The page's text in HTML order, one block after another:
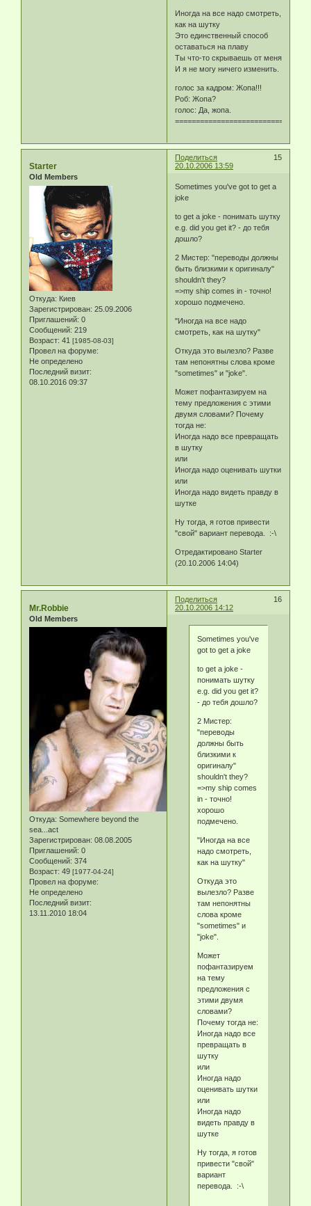
Иногда на все надо смотреть,
как на шутку
Это единственный способ
оставаться на плаву
Ты что-то скрываешь от меня
И я не могу ничего изменить.
голос за кадром: Жопа!!!
Роб: Жопа?
голос: Да, жопа.
============================
Поделиться
15
20.10.2006 13:59
Starter
Old Members
Откуда: Киев
Зарегистрирован: 25.09.2006
Приглашений: 0
Сообщений: 219
Возраст: 41 [1985-08-03]
Провел на форуме:
Не определено
Последний визит:
08.10.2016 09:37
Sometimes you've got to get a
joke
to get a joke - понимать шутку
e.g. did you get it? - до тебя
дошло?
2 Мистер: "переводы должны
быть близкими к оригиналу"
shouldn't they?
=>my ship comes in - точно!
хорошо подмечено.
"Иногда на все надо
смотреть, как на шутку"
Откуда это вылезло? Разве
там непонятны слова кроме
"sometimes" и "joke".
Может пофантазируем на
тему предложения с этими
двумя словами? Почему
тогда не:
Иногда надо все превращать
в шутку
или
Иногда надо оценивать шутки
или
Иногда надо видеть правду в
шутке
Ну тогда, я готов привести
"свой" вариант перевода. :-\
Отредактировано Starter
(20.10.2006 14:04)
Поделиться
16
20.10.2006 14:12
Mr.Robbie
Old Members
Откуда: Somewhere beyond the
sea...act
Зарегистрирован: 08.08.2005
Приглашений: 0
Сообщений: 374
Возраст: 49 [1977-04-24]
Провел на форуме:
Не определено
Последний визит:
13.11.2010 18:04
Sometimes you've
got to get a joke
to get a joke -
понимать шутку
e.g. did you get it?
- до тебя дошло?
2 Мистер:
"переводы
должны быть
близкими к
оригиналу"
shouldn't they?
=>my ship comes
in - точно!
хорошо
подмечено.
"Иногда на все
надо смотреть,
как на шутку"
Откуда это
вылезло? Разве
там непонятны
слова кроме
"sometimes" и
"joke".
Может
пофантазируем
на тему
предложения с
этими двумя
словами?
Почему тогда не:
Иногда надо все
превращать в
шутку
или
Иногда надо
оценивать шутки
или
Иногда надо
видеть правду в
шутке
Ну тогда, я готов
привести "свой"
вариант
перевода. :-\